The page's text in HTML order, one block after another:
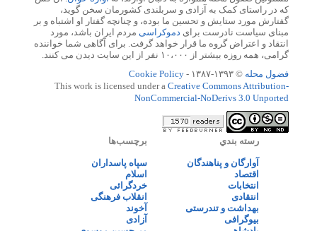
که در راستای کمک به آزادی و سربلندی کشورمان سخن گوید،
گفتارش مورد ستایش و تحسین ما بوده، و چنانچه گفتار او اشتباه و بر
مبنای سیاست نادرست برای دموکراسی مردم ایران باشد، مورد
انتقاد و اعتراض گروه ما قرار خواهد گرفت. برای آگاهی شما خواننده
گرامی، همه روزه بیشتر از ۱۰،۰۰۰ نفر از این سایت دیدن می کنند.
فضول محله © ۱۳۹۳-۱۳۸۷ -
Cookie Policy
This work is licensed under a Creative Commons Attribution-
NonCommercial-NoDerivs 3.0 Unported
رسته بندي
آوارگان و پناهندگان
اقتصاد
انتخابات
انتقادی
بهداشت و تندرستی
بیوگرافی
برچسب‌ها
سپاه پاسداران
اسلام
خردگرائی
انقلاب فرهنگی
آخوند
آزادی